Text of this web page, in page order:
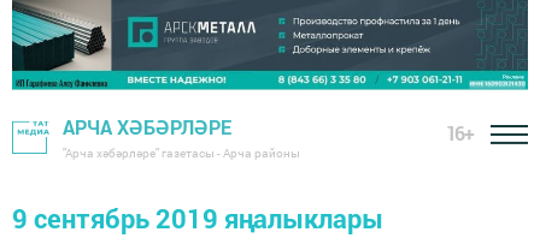
АРЧА ХӘБӘРЛӘРЕ
"Арча хәбәрләре" газетасы - Арча районы
16+
9 сентябрь 2019 яңалыклары